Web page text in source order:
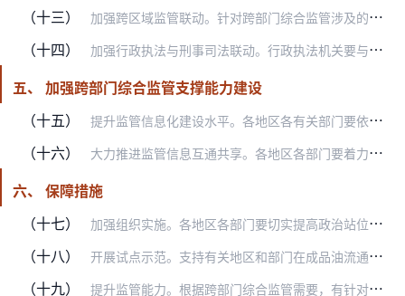
（十三） 加强跨区域监管联动。针对跨部门综合监管涉及的跨区域监管缺位、管辖争议、执法办案困难等问题，建立健全源头追溯、信息共享、线索移送、联合调查、执法联动、执法互认等机…
（十四） 加强行政执法与刑事司法联动。行政执法机关要与司法机关加强信息共享、线索移送、联合调查等方面协调配合，建立健全行刑衔接机制。根据不同领域监管实际需要，完善案件移送…
五、 加强跨部门综合监管支撑能力建设
（十五）
提升监管信息化建设水平。各地区各有关部门要依托全国一体化在线监管平台或现有信息化系统建设跨部门综合监管业务支撑模块，开发业务协同、资源共享的跨部门综合监管应用场…
（十六） 大力推进监管信息互通共享。各地区各部门要着力打通数据壁垒，以跨部门、跨区域、跨层级数据互通共享支撑跨部门综合监管。依托已有政务数据共享交换平台做好与自然人、法人…
六、 保障措施
（十七）
加强组织实施。各地区各部门要切实提高政治站位，把坚持和加强党的领导贯穿到跨部门综合监管全过程各方面。要加强统筹协调，明确工作重点，细化落实措施，确保取得实效。对…
（十八） 开展试点示范。支持有关地区和部门在成品油流通、自建房安全、单用途预付卡等领域开展跨部门综合监管试点，完善跨部门综合监管体制机制、创新方式方法、补齐短板漏洞。鼓励…
（十九）
提升监管能力。根据跨部门综合监管需要，有针对性地开展业务培训，做好人员、技术、设备、经费等保障。深入推进综合行政执法改革，加强“一专多能”的综合执法队伍建设，推…